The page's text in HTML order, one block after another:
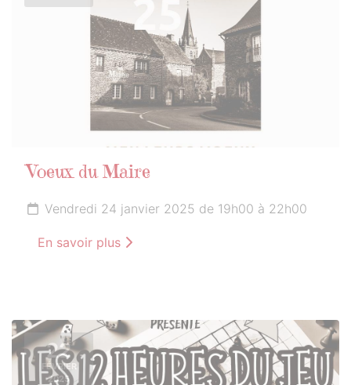
Voeux du Maire
Vendredi 24 janvier 2025 de 19h00 à 22h00
En savoir plus
22
FÉVRIER
2025